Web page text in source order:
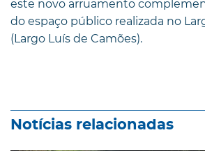
este novo arruamento
do espaço público realizada no
(Largo Luís de Camões).
Notícias relacionadas